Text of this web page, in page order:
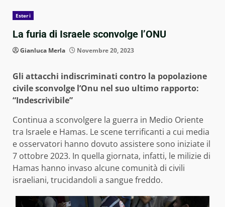
Esteri
La furia di Israele sconvolge l’ONU
Gianluca Merla Novembre 20, 2023
Gli attacchi indiscriminati contro la popolazione
civile sconvolge l’Onu nel suo ultimo rapporto:
“Indescrivibile”
Continua a sconvolgere la guerra in Medio Oriente
tra Israele e Hamas. Le scene terrificanti a cui media
e osservatori hanno dovuto assistere sono iniziate il
7 ottobre 2023. In quella giornata, infatti, le milizie di
Hamas hanno invaso alcune comunità di civili
israeliani, trucidandoli a sangue freddo.